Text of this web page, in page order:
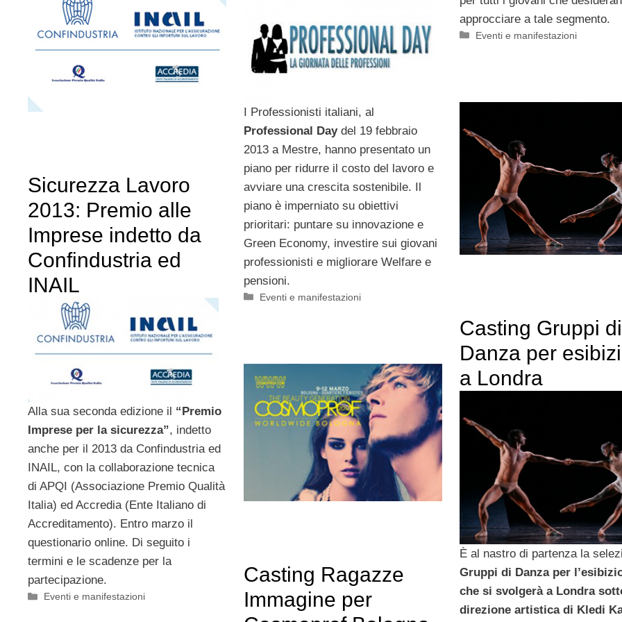
approcciare a tale segmento.
Categorie
Eventi e manifestazioni
I Professionisti italiani, al
Professional Daydel 19 febbraio
2013 a Mestre, hanno presentato un
piano per ridurre il costo del lavoro e
avviare una crescita sostenibile. Il
piano è imperniato su obiettivi
prioritari: puntare su innovazione e
Green Economy, investire sui giovani
professionisti e migliorare Welfare e
pensioni.
Categorie
Eventi e manifestazioni
Sicurezza Lavoro
2013: Premio alle
Imprese indetto da
Confindustria ed
INAIL
Alla sua seconda edizione il “Premio
Imprese per la sicurezza”, indetto
anche per il 2013 da Confindustria ed
INAIL, con la collaborazione tecnica
di APQI (Associazione Premio Qualità
Italia) ed Accredia (Ente Italiano di
Accreditamento). Entro marzo il
questionario online. Di seguito i
termini e le scadenze per la
partecipazione.
Categorie
Eventi e manifestazioni
Casting Gruppi di
Danza per
a Londra
È al nastro di partenza la
Gruppi di Danza per
che si svolgerà a Londra
direzione artistica di Kledi
Casting Ragazze
Immagine per